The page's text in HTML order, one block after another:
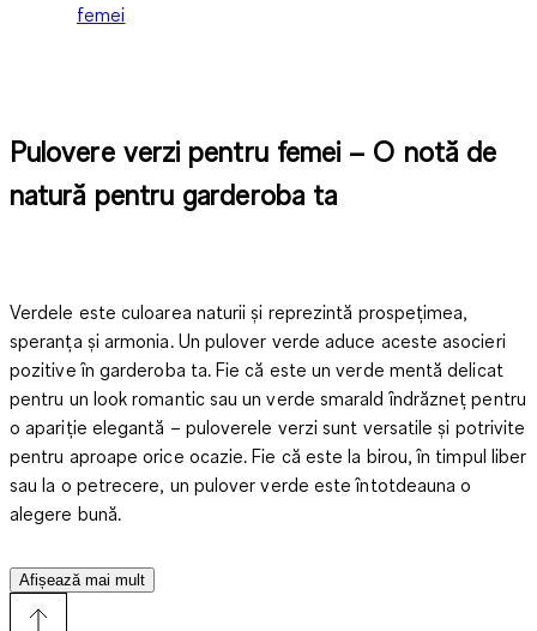
femei
Pulovere verzi pentru femei – O notă de
natură pentru garderoba ta
Verdele este culoarea naturii și reprezintă prospețimea,
speranța și armonia. Un pulover verde aduce aceste asocieri
pozitive în garderoba ta. Fie că este un verde mentă delicat
pentru un look romantic sau un verde smarald îndrăzneț pentru
o apariție elegantă – puloverele verzi sunt versatile și potrivite
pentru aproape orice ocazie. Fie că este la birou, în timpul liber
sau la o petrecere, un pulover verde este întotdeauna o
alegere bună.
Varietatea nuanțelor de verde
Afișează mai mult